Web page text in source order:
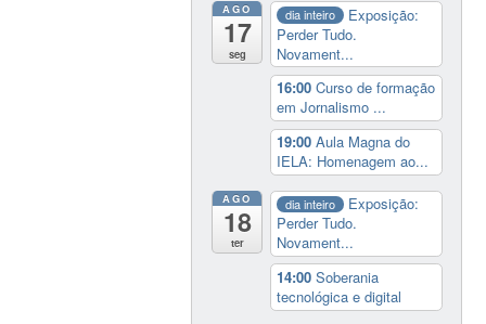
AGO
17
seg
dia inteiro
Exposição:
Perder Tudo.
Novament...
16:00Curso de formação
em Jornalismo ...
19:00Aula Magna do
IELA: Homenagem ao...
AGO
18
ter
dia inteiro
Exposição:
Perder Tudo.
Novament...
14:00Soberania
tecnológica e digital